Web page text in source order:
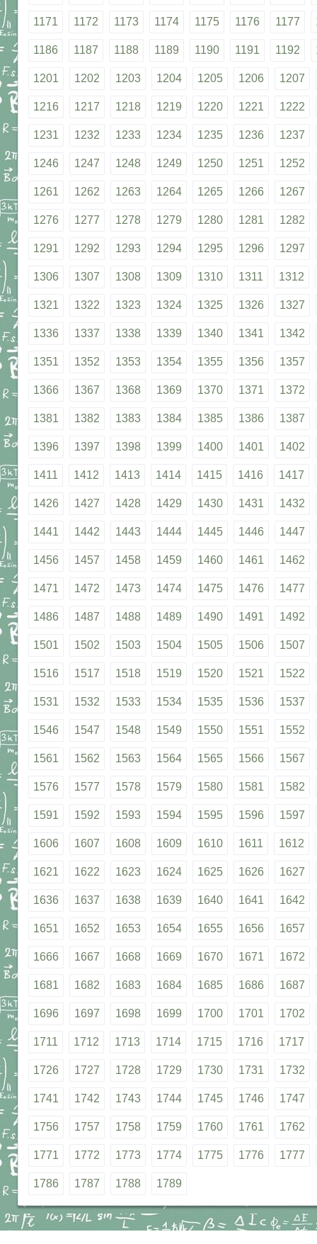
1171 1172 1173 1174 1175 1176 1177
1186 1187 1188 1189 1190 1191 1192
1201 1202 1203 1204 1205 1206 1207
1216 1217 1218 1219 1220 1221 1222
1231 1232 1233 1234 1235 1236 1237
1246 1247 1248 1249 1250 1251 1252
1261 1262 1263 1264 1265 1266 1267
1276 1277 1278 1279 1280 1281 1282
1291 1292 1293 1294 1295 1296 1297
1306 1307 1308 1309 1310 1311 1312
1321 1322 1323 1324 1325 1326 1327
1336 1337 1338 1339 1340 1341 1342
1351 1352 1353 1354 1355 1356 1357
1366 1367 1368 1369 1370 1371 1372
1381 1382 1383 1384 1385 1386 1387
1396 1397 1398 1399 1400 1401 1402
1411 1412 1413 1414 1415 1416 1417
1426 1427 1428 1429 1430 1431 1432
1441 1442 1443 1444 1445 1446 1447
1456 1457 1458 1459 1460 1461 1462
1471 1472 1473 1474 1475 1476 1477
1486 1487 1488 1489 1490 1491 1492
1501 1502 1503 1504 1505 1506 1507
1516 1517 1518 1519 1520 1521 1522
1531 1532 1533 1534 1535 1536 1537
1546 1547 1548 1549 1550 1551 1552
1561 1562 1563 1564 1565 1566 1567
1576 1577 1578 1579 1580 1581 1582
1591 1592 1593 1594 1595 1596 1597
1606 1607 1608 1609 1610 1611 1612
1621 1622 1623 1624 1625 1626 1627
1636 1637 1638 1639 1640 1641 1642
1651 1652 1653 1654 1655 1656 1657
1666 1667 1668 1669 1670 1671 1672
1681 1682 1683 1684 1685 1686 1687
1696 1697 1698 1699 1700 1701 1702
1711 1712 1713 1714 1715 1716 1717
1726 1727 1728 1729 1730 1731 1732
1741 1742 1743 1744 1745 1746 1747
1756 1757 1758 1759 1760 1761 1762
1771 1772 1773 1774 1775 1776 1777
1786 1787 1788 1789